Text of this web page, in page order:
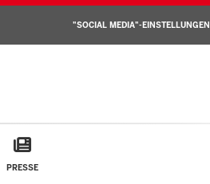
MEDIA
"SOCIAL MEDIA"-EINSTELLUNGEN
PRESSE